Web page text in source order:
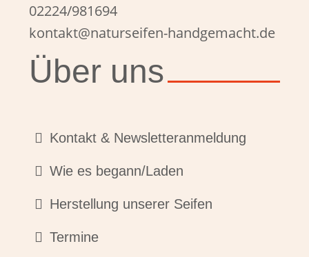
02224/981694
kontakt@naturseifen-handgemacht.de
Über uns
Kontakt & Newsletteranmeldung
Wie es begann/Laden
Herstellung unserer Seifen
Termine